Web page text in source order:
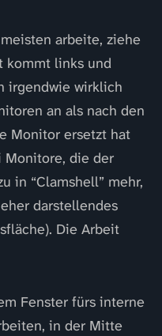
arbeite, ziehe
kommt links und
irgendwie wirklich
an als nach den
Monitor ersetzt hat
Monitore, die der
in “Clamshell” mehr,
darstellendes
Die Arbeit
Fenster fürs interne
in der Mitte